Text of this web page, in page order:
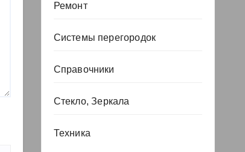
Ремонт
Системы перегородок
Справочники
Стекло, Зеркала
Техника